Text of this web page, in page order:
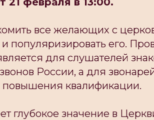
все желающих с
популяризировать его.
для слушателей
России, а для
квалификации.
глубокое значение в